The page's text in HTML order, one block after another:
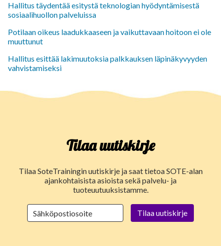
Hallitus täydentää esitystä teknologian hyödyntämisestä
sosiaalihuollon palveluissa
Potilaan oikeus laadukkaaseen ja vaikuttavaan hoitoon ei ole
muuttunut
Hallitus esittää lakimuutoksia palkkauksen läpinäkyvyyden
vahvistamiseksi
Tilaa uutiskirje
Tilaa SoteTrainingin uutiskirje ja saat tietoa SOTE-alan
ajankohtaisista asioista sekä palvelu- ja
tuoteuutuuksistamme.